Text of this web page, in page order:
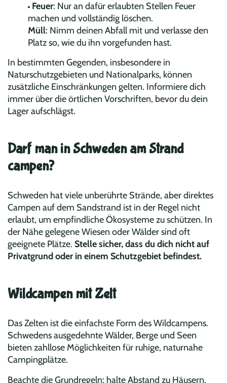
Feuer: Nur an dafür erlaubten Stellen Feuer
machen und vollständig löschen.
Müll: Nimm deinen Abfall mit und verlasse den
Platz so, wie du ihn vorgefunden hast.
In bestimmten Gegenden, insbesondere in
Naturschutzgebieten und Nationalparks, können
zusätzliche Einschränkungen gelten. Informiere dich
immer über die örtlichen Vorschriften, bevor du dein
Lager aufschlägst.
Darf man in Schweden am Strand
campen?
Schweden hat viele unberührte Strände, aber direktes
Campen auf dem Sandstrand ist in der Regel nicht
erlaubt, um empfindliche Ökosysteme zu schützen. In
der Nähe gelegene Wiesen oder Wälder sind oft
geeignete Plätze. Stelle sicher, dass du dich nicht auf
Privatgrund oder in einem Schutzgebiet befindest.
Wildcampen mit Zelt
Das Zelten ist die einfachste Form des Wildcampens.
Schwedens ausgedehnte Wälder, Berge und Seen
bieten zahllose Möglichkeiten für ruhige, naturnahe
Campingplätze.
Beachte die Grundregeln: halte Abstand zu Häusern,